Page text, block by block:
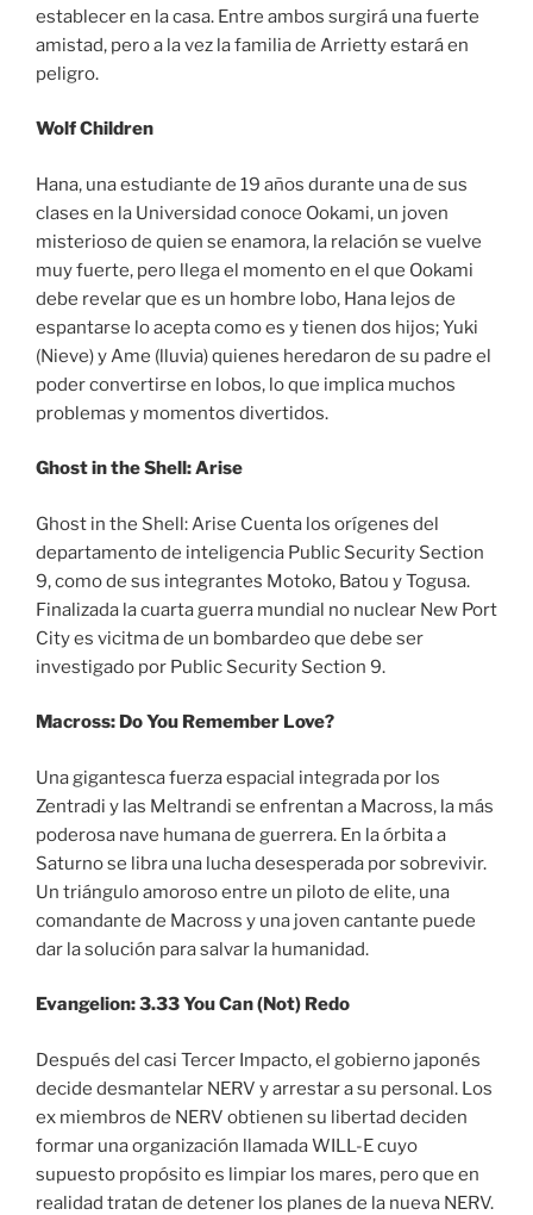
establecer en la casa. Entre ambos surgirá una fuerte
amistad, pero a la vez la familia de Arrietty estará en
peligro.
Wolf Children
Hana, una estudiante de 19 años durante una de sus
clases en la Universidad conoce Ookami, un joven
misterioso de quien se enamora, la relación se vuelve
muy fuerte, pero llega el momento en el que Ookami
debe revelar que es un hombre lobo, Hana lejos de
espantarse lo acepta como es y tienen dos hijos; Yuki
(Nieve) y Ame (lluvia) quienes heredaron de su padre el
poder convertirse en lobos, lo que implica muchos
problemas y momentos divertidos.
Ghost in the Shell: Arise
Ghost in the Shell: Arise Cuenta los orígenes del
departamento de inteligencia Public Security Section
9, como de sus integrantes Motoko, Batou y Togusa.
Finalizada la cuarta guerra mundial no nuclear New Port
City es vicitma de un bombardeo que debe ser
investigado por Public Security Section 9.
Macross: Do You Remember Love?
Una gigantesca fuerza espacial integrada por los
Zentradi y las Meltrandi se enfrentan a Macross, la más
poderosa nave humana de guerrera. En la órbita a
Saturno se libra una lucha desesperada por sobrevivir.
Un triángulo amoroso entre un piloto de elite, una
comandante de Macross y una joven cantante puede
dar la solución para salvar la humanidad.
Evangelion: 3.33 You Can (Not) Redo
Después del casi Tercer Impacto, el gobierno japonés
decide desmantelar NERV y arrestar a su personal. Los
ex miembros de NERV obtienen su libertad deciden
formar una organización llamada WILL-E cuyo
supuesto propósito es limpiar los mares, pero que en
realidad tratan de detener los planes de la nueva NERV.